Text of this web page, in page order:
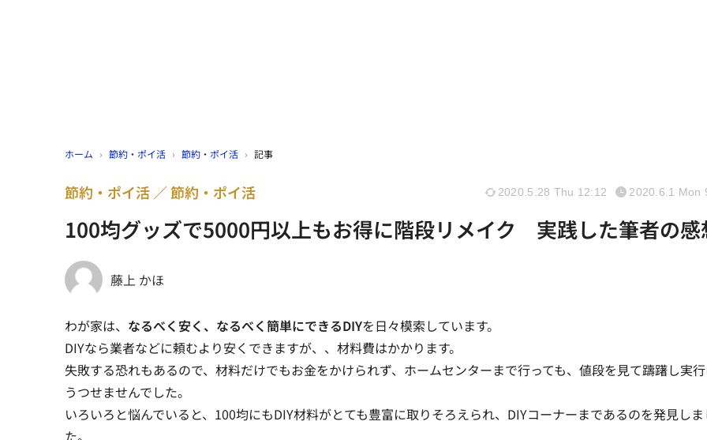
ホーム › 節約・ポイ活 › 節約・ポイ活 › 記事
100均グッズで5000円以上もお得に階段リメイク 実践した筆者の感
節約・ポイ活 節約・ポイ活 2020.5.28 Thu 12:12 2020.6.1 Mon
藤上 かほ
わが家は、 なるべく安く、なるべく簡単にできるDIYを日々模索しています。
DIYなら業者などに頼むより安くできますが、、材料費はかかります。
失敗する恐れもあるので、材料だけでもお金をかけられず、ホームセンターまで行っても、値段を見て躊躇し実
うつせませんでした。
いろいろと悩んでいると、100均にもDIY材料がとても豊富に取りそろえられ、DIYコーナーまであるのを発見しま
た。